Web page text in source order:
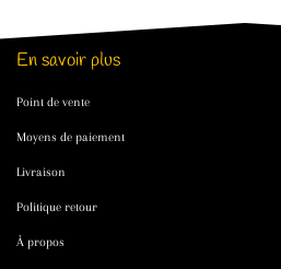
En savoir plus
Point de vente
Moyens de paiement
Livraison
Politique retour
À propos